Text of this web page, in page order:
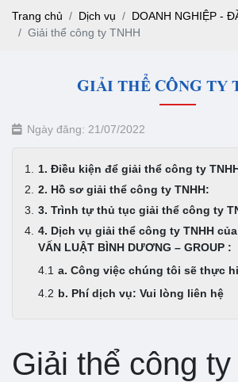
Trang chủ Dịch vụ
DOANH NGHIỆP -
Giải thể công ty TNHH
GIẢI THỂ CÔNG TY
Ngày đăng: 21/07/2022
1. Điều kiện để giải thể công ty
2. Hồ sơ giải thể công ty TNHH:
3. Trình tự thủ tục giải thể công ty
4. Dịch vụ giải thể công ty TNHH của
VẤN LUẬT BÌNH DƯƠNG – GROUP :
a. Công việc chúng tôi sẽ thực
b. Phí dịch vụ: Vui lòng liên hệ
Giải thể công